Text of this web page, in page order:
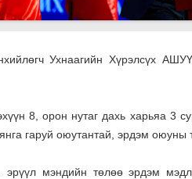
Ухнаагийн Хүрэлсүх
8, орон нутаг дахь харьяа 3
гаруй оюутантай, эрдэм оюуны
мэндийн төлөө эрдэм